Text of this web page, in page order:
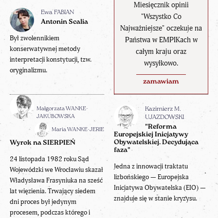
Miesięcznik opinii
"Wszystko Co
Najważniejsze" oczekuje na
Państwa w EMPIKach w
całym kraju oraz
wysyłkowo.
zamawiam
Ewa FABIAN
Antonin Scalia
Był zwolennikiem
konserwatywnej metody
interpretacji konstytucji, tzw.
oryginalizmu.
Małgorzata WANKE-
JAKUBOWSKA
Maria WANKE-JERIE
Wyrok na SIERPIEŃ
24 listopada 1982 roku Sąd
Wojewódzki we Wrocławiu skazał
Władysława Frasyniuka na sześć
lat więzienia. Trwający siedem
dni proces był jedynym
procesem, podczas którego i
Kazimierz M.
UJAZDOWSKI
"Reforma
Europejskiej Inicjatywy
Obywatelskiej. Decydująca
faza"
Jedna z innowacji traktatu
lizbońskiego — Europejska
Inicjatywa Obywatelska (EIO) —
znajduje się w stanie kryzysu.